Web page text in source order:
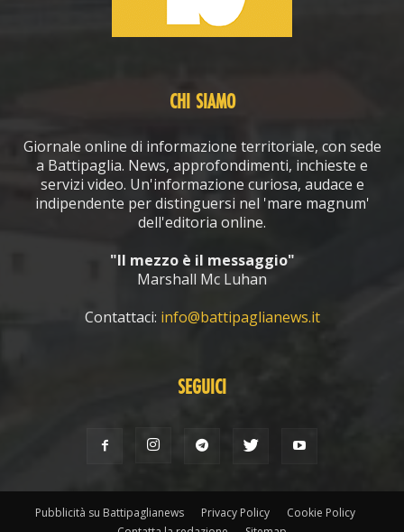
CHI SIAMO
Giornale online di informazione territoriale, con sede
a Battipaglia. News, approfondimenti, inchieste e
servizi video. Un'informazione curiosa, audace e
indipendente per distinguersi nel 'mare magnum'
dell'editoria online.
"Il mezzo è il messaggio"
Marshall Mc Luhan
Contattaci: info@battipaglianews.it
SEGUICI
Pubblicità su Battipaglianews Privacy Policy
Cookie Policy